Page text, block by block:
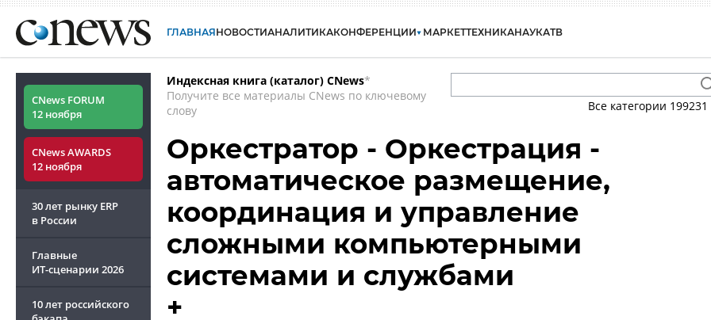
ГЛАВНАЯНОВОСТИАНАЛИТИКАКОНФЕРЕНЦИИ МАРКЕТТЕХНИКАНАУКАТВ
CNews FORUM
12 ноября
CNews AWARDS
12 ноября
30 лет рынку ERP
в России
Главные
ИТ-сценарии 2026
10 лет российского
Индексная книга (каталог) CNews*
Получите все материалы CNews по ключевому
слову
Все категории 199231
Оркестратор - Оркестрация -
автоматическое размещение,
координация и управление
сложными компьютерными
системами и службами
+